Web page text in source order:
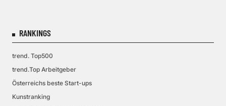
RANKINGS
trend. Top500
trend.Top Arbeitgeber
Österreichs beste Start-ups
Kunstranking